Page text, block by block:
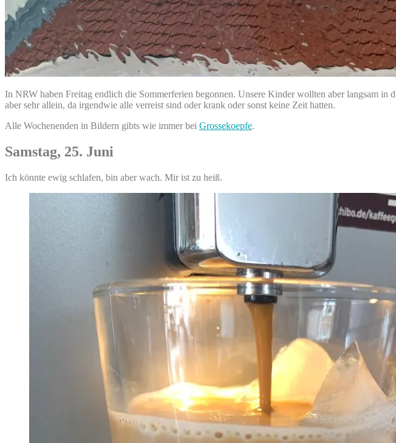
In NRW haben Freitag endlich die Sommerferien begonnen. Unsere Kinder wollten aber langsam in
aber sehr allein, da irgendwie alle verreist sind oder krank oder sonst keine Zeit hatten.
Alle Wochenenden in Bildern gibts wie immer bei Grossekoepfe.
Samstag, 25. Juni
Ich könnte ewig schlafen, bin aber wach. Mir ist zu heiß.